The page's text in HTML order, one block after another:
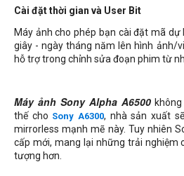
Cài đặt thời gian và User Bit
Máy ảnh cho phép bạn cài đặt mã
giây - ngày tháng năm lên hình ảnh/
hỗ trợ trong chỉnh sửa đoạn phim từ
Máy ảnh Sony Alpha A6500không
thế cho Sony A6300, nhà sản xuất
mirrorless mạnh mẽ này. Tuy nhiên
cấp mới, mang lại những trải nghiệm
tượng hơn.